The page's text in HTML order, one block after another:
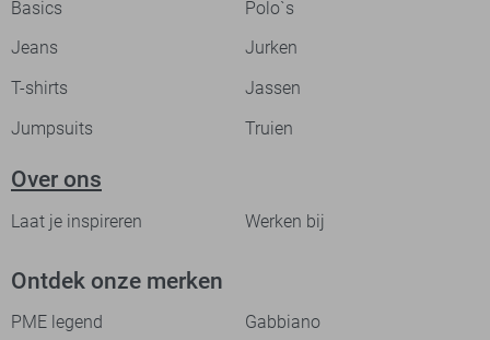
Basics
Polo`s
Jeans
Jurken
T-shirts
Jassen
Jumpsuits
Truien
Over ons
Laat je inspireren Werken bij
Ontdek onze merken
PME legend
Gabbiano